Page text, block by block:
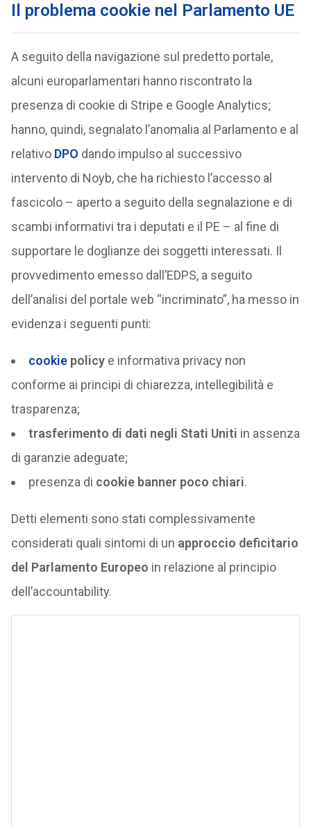
Il problema cookie nel Parlamento UE
A seguito della navigazione sul predetto portale,
alcuni europarlamentari hanno riscontrato la
presenza di cookie di Stripe e Google Analytics;
hanno, quindi, segnalato l’anomalia al Parlamento e al
relativo DPO dando impulso al successivo
intervento di Noyb, che ha richiesto l’accesso al
fascicolo – aperto a seguito della segnalazione e di
scambi informativi tra i deputati e il PE – al fine di
supportare le doglianze dei soggetti interessati. Il
provvedimento emesso dall’EDPS, a seguito
dell’analisi del portale web “incriminato”, ha messo in
evidenza i seguenti punti:
cookiepolicye informativa privacy non
conforme ai principi di chiarezza, intellegibilità e
trasparenza;
trasferimento di dati negli Stati Uniti in assenza
di garanzie adeguate;
presenza di cookie banner poco chiari.
Detti elementi sono stati complessivamente
considerati quali sintomi di un approccio deficitario
del Parlamento Europeo in relazione al principio
dell’accountability.